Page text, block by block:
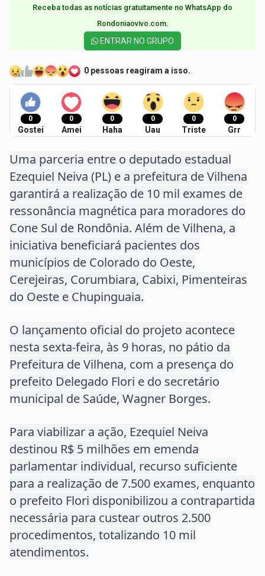
Receba todas as notícias gratuitamente no WhatsApp do
Rondoniaovivo.com.​
ENTRAR NO GRUPO
0 pessoas reagiram a isso.
0
Gostei
0
Amei
0
Haha
0
Uau
0
Triste
0
Grr
Uma parceria entre o deputado estadual
Ezequiel Neiva (PL) e a prefeitura de Vilhena
garantirá a realização de 10 mil exames de
ressonância magnética para moradores do
Cone Sul de Rondônia. Além de Vilhena, a
iniciativa beneficiará pacientes dos
municípios de Colorado do Oeste,
Cerejeiras, Corumbiara, Cabixi, Pimenteiras
do Oeste e Chupinguaia.
O lançamento oficial do projeto acontece
nesta sexta-feira, às 9 horas, no pátio da
Prefeitura de Vilhena, com a presença do
prefeito Delegado Flori e do secretário
municipal de Saúde, Wagner Borges.
Para viabilizar a ação, Ezequiel Neiva
destinou R$ 5 milhões em emenda
parlamentar individual, recurso suficiente
para a realização de 7.500 exames, enquanto
o prefeito Flori disponibilizou a contrapartida
necessária para custear outros 2.500
procedimentos, totalizando 10 mil
atendimentos.